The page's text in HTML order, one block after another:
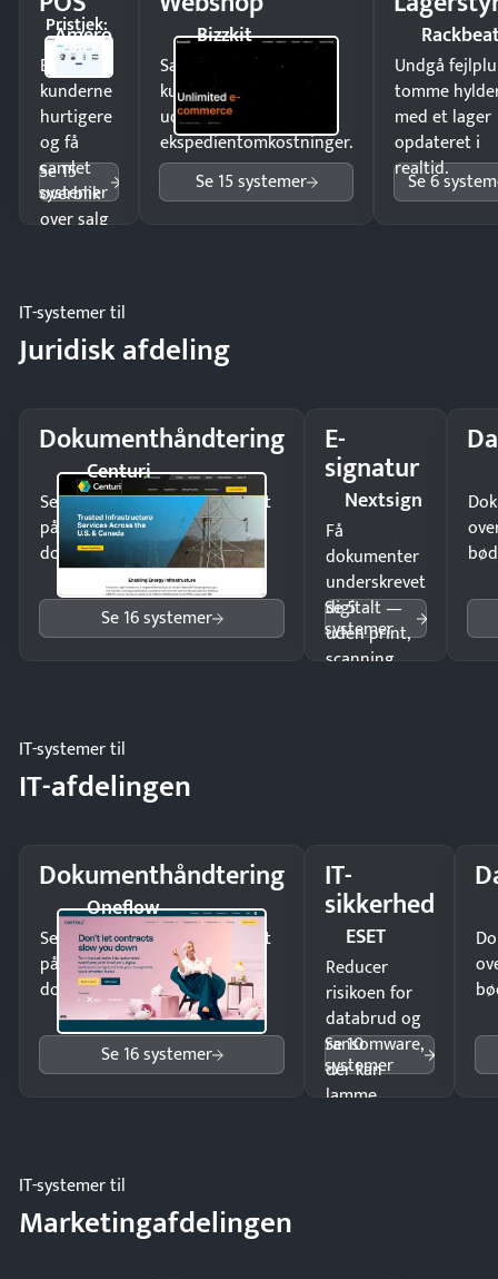
Amero
Pristjek:
4.788 kr
Ekspedér
kunderne
hurtigere
og få
samlet
overblik
over salg
Se 15
systemer
Bizzkit
Sælg produkter 24/7 til
kunder i hele landet
uden
ekspedientomkostninger.
Se 15 systemer
Undgå
tomme
med et lager
opdateret i
realtid.
Se 6
IT-systemer til
Juridisk afdeling
Dokumenthåndtering
Centuri
Send kontrakter til underskrift
på minutter og mist ingen
dokumenter.
Se 16 systemer
E-
signatur
Nextsign
Få
dokumenter
underskrevet
digitalt —
uden print,
scanning
Se 5
systemer
IT-systemer til
IT-afdelingen
Dokumenthåndtering
Oneflow
Send kontrakter til underskrift
på minutter og mist ingen
dokumenter.
Se 16 systemer
IT-
sikkerhed
ESET
Reducer
risikoen for
databrud og
ransomware,
der kan
lamme
Se 10
systemer
IT-systemer til
Marketingafdelingen